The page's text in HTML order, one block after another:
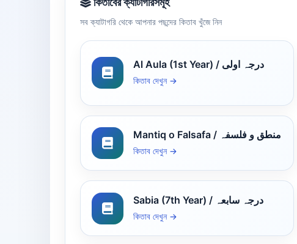
সব ক্যাটাগরি থেকে আপনার পছন্দের কিতাব খুঁজে নিন
Al Aula (1st Year) / درجہ اولی
কিতাব দেখুন →
Mantiq o Falsafa / منطق و فلسفہ
কিতাব দেখুন →
Sabia (7th Year) / درجہ سابعہ
কিতাব দেখুন →